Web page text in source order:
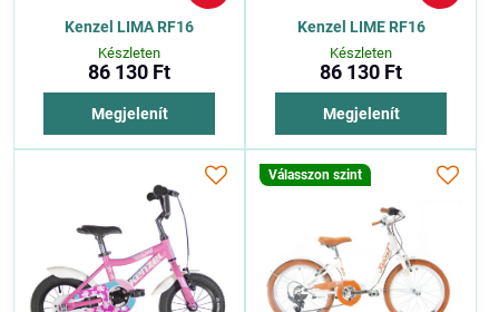
Kenzel LIMA RF16
Készleten
86 130 Ft
Megjelenít
Kenzel LIME RF16
Készleten
86 130 Ft
Megjelenít
Válasszon szint